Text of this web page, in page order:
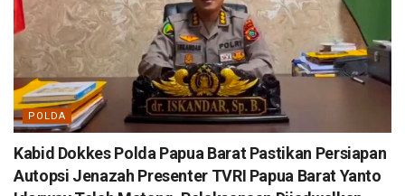
POLDA
Kabid Dokkes Polda Papua Barat Pastikan Persiapan
Autopsi Jenazah Presenter TVRI Papua Barat Yanto